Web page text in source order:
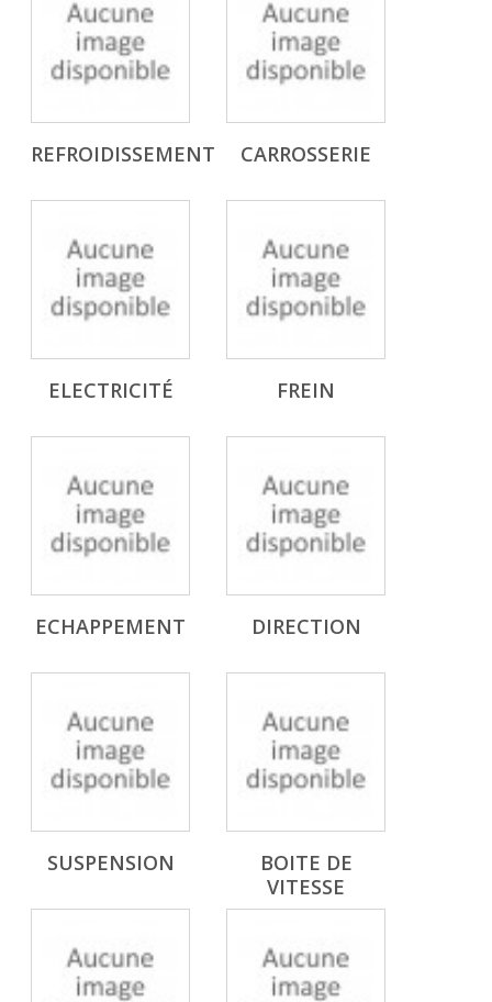
REFROIDISSEMENT CARROSSERIE
ELECTRICITÉ FREIN
ECHAPPEMENT DIRECTION
SUSPENSION
BOITE DE
VITESSE